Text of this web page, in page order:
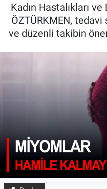
Kadın Hastalıkları
ÖZTÜRKMEN,
ve düzenli takibin
EKONOMİ
SAĞLIK
BLOG
Tüm Manşetler
Son Dakika Haberleri